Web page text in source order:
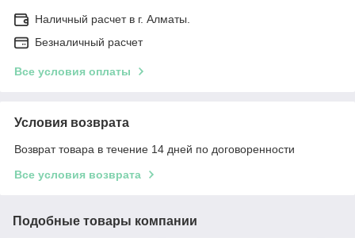
Наличный расчет в г. Алматы.
Безналичный расчет
Все условия оплаты
Условия возврата
Возврат товара в течение 14 дней по договоренности
Все условия возврата
Подобные товары компании